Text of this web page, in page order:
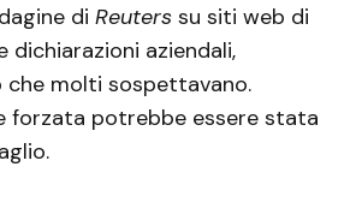
di Reuters su siti web di
dichiarazioni aziendali,
che molti sospettavano.
forzata potrebbe essere stata